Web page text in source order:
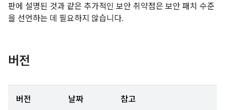
판에 설명된 것과 같은 추가적인 보안 취약점은 보안 패치 수준
을 선언하는 데 필요하지 않습니다.
버전
버전 날짜 참고